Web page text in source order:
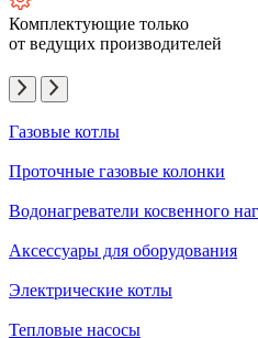
Комплектующие только
от ведущих производителей
Газовые котлы
Проточные газовые колонки
Водонагреватели косвенного
Аксессуары для оборудования
Электрические котлы
Тепловые насосы